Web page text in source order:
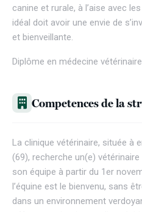
canine et rurale, à l’aise avec
idéal doit avoir une envie de
et bienveillante.
Diplôme en médecine
Competences de la
La clinique vétérinaire, située à
(69), recherche un(e)
son équipe à partir du 1er
l’équine est le bienvenu, sans
dans un environnement